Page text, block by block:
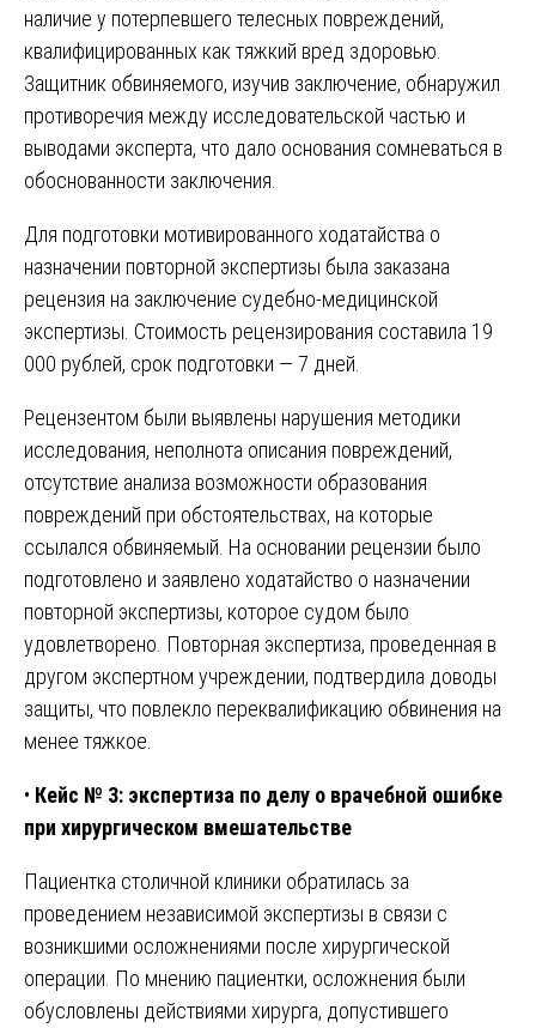
наличие у потерпевшего телесных повреждений,
квалифицированных как тяжкий вред здоровью.
Защитник обвиняемого, изучив заключение, обнаружил
противоречия между исследовательской частью и
выводами эксперта, что дало основания сомневаться в
обоснованности заключения.
Для подготовки мотивированного ходатайства о
назначении повторной экспертизы была заказана
рецензия на заключение судебно-медицинской
экспертизы. Стоимость рецензирования составила 19
000 рублей, срок подготовки — 7 дней.
Рецензентом были выявлены нарушения методики
исследования, неполнота описания повреждений,
отсутствие анализа возможности образования
повреждений при обстоятельствах, на которые
ссылался обвиняемый. На основании рецензии было
подготовлено и заявлено ходатайство о назначении
повторной экспертизы, которое судом было
удовлетворено. Повторная экспертиза, проведенная в
другом экспертном учреждении, подтвердила доводы
защиты, что повлекло переквалификацию обвинения на
менее тяжкое.
• Кейс № 3: экспертиза по делу о врачебной ошибке
при хирургическом вмешательстве
Пациентка столичной клиники обратилась за
проведением независимой экспертизы в связи с
возникшими осложнениями после хирургической
операции. По мнению пациентки, осложнения были
обусловлены действиями хирурга, допустившего